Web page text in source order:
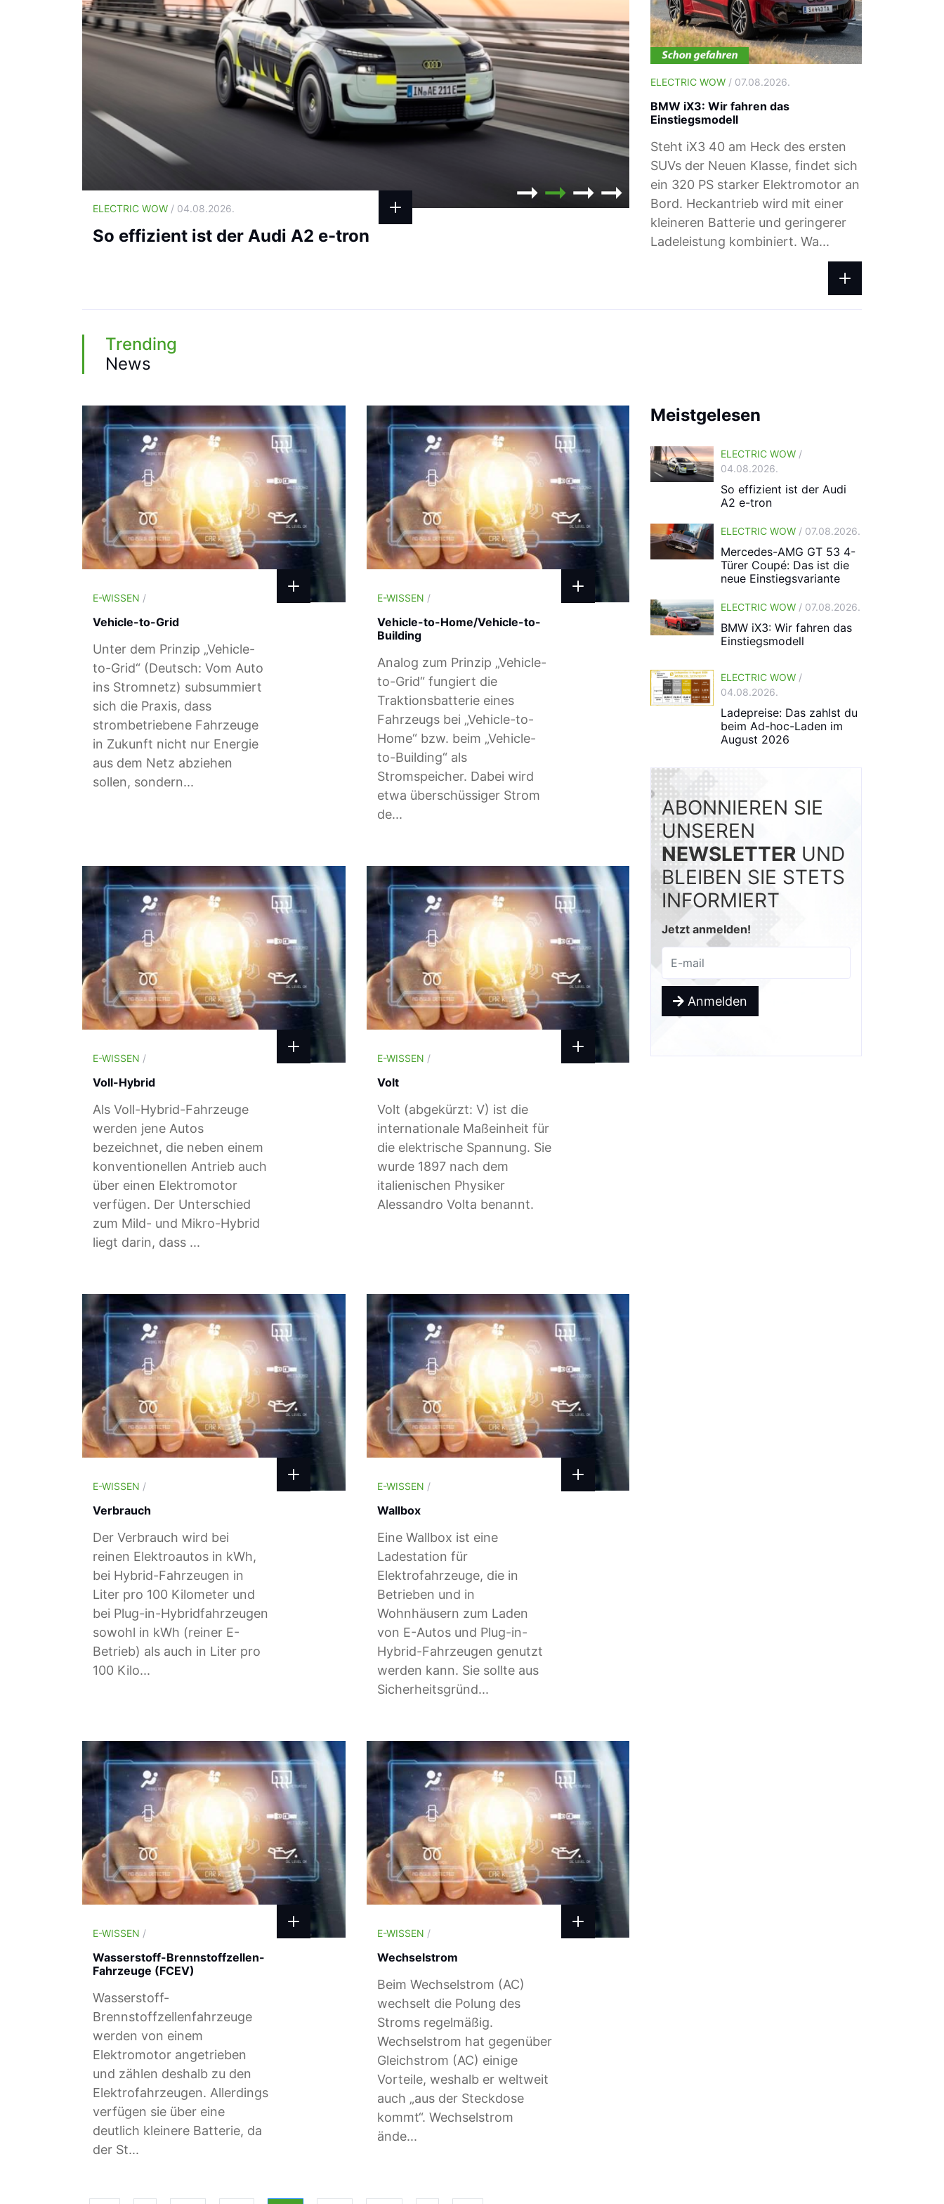
ELECTRIC WOW / 04.08.2026.
So effizient ist der Audi A2 e-tron
ELECTRIC WOW/ 04.08.2026.
Ladepreise: Das zahlst du beim Ad-
Laden im August 2026
ELECTRIC WOW / 07.08.2026.
BMW iX3: Wir fahren das
Einstiegsmodell
Steht iX3 40 am Heck des ersten
SUVs der Neuen Klasse, findet sich
ein 320 PS starker Elektromotor an
Bord. Heckantrieb wird mit einer
kleineren Batterie und geringerer
Ladeleistung kombiniert. Wa...
Trending
News
E-WISSEN /
Vehicle-to-Grid
Unter dem Prinzip „Vehicle-
to-Grid“ (Deutsch: Vom Auto
ins Stromnetz) subsummiert
sich die Praxis, dass
strombetriebene Fahrzeuge
in Zukunft nicht nur Energie
aus dem Netz abziehen
sollen, sondern...
E-WISSEN /
Vehicle-to-Home/Vehicle-to-
Building
Analog zum Prinzip „Vehicle-
to-Grid“ fungiert die
Traktionsbatterie eines
Fahrzeugs bei „Vehicle-to-
Home“ bzw. beim „Vehicle-
to-Building“ als
Stromspeicher. Dabei wird
etwa überschüssiger Strom
de...
E-WISSEN /
Voll-Hybrid
Als Voll-Hybrid-Fahrzeuge
werden jene Autos
bezeichnet, die neben einem
konventionellen Antrieb auch
über einen Elektromotor
verfügen. Der Unterschied
zum Mild- und Mikro-Hybrid
liegt darin, dass ...
E-WISSEN /
Volt
Volt (abgekürzt: V) ist die
internationale Maßeinheit für
die elektrische Spannung. Sie
wurde 1897 nach dem
italienischen Physiker
Alessandro Volta benannt.
E-WISSEN /
Verbrauch
Der Verbrauch wird bei
reinen Elektroautos in kWh,
bei Hybrid-Fahrzeugen in
Liter pro 100 Kilometer und
bei Plug-in-Hybridfahrzeugen
sowohl in kWh (reiner E-
Betrieb) als auch in Liter pro
100 Kilo...
E-WISSEN /
Wallbox
Eine Wallbox ist eine
Ladestation für
Elektrofahrzeuge, die in
Betrieben und in
Wohnhäusern zum Laden
von E-Autos und Plug-in-
Hybrid-Fahrzeugen genutzt
werden kann. Sie sollte aus
Sicherheitsgründ...
E-WISSEN /
Wasserstoff-Brennstoffzellen-
Fahrzeuge (FCEV)
Wasserstoff-
Brennstoffzellenfahrzeuge
werden von einem
Elektromotor angetrieben
und zählen deshalb zu den
Elektrofahrzeugen. Allerdings
verfügen sie über eine
deutlich kleinere Batterie, da
der St...
E-WISSEN /
Wechselstrom
Beim Wechselstrom (AC)
wechselt die Polung des
Stroms regelmäßig.
Wechselstrom hat gegenüber
Gleichstrom (AC) einige
Vorteile, weshalb er weltweit
auch „aus der Steckdose
kommt“. Wechselstrom
ände...
Meistgelesen
ELECTRIC WOW /
04.08.2026.
So effizient ist der Audi
A2 e-tron
ELECTRIC WOW / 07.08.2026.
Mercedes-AMG GT 53 4-
Türer Coupé: Das ist die
neue Einstiegsvariante
ELECTRIC WOW / 07.08.2026.
BMW iX3: Wir fahren das
Einstiegsmodell
ELECTRIC WOW /
04.08.2026.
Ladepreise: Das zahlst du
beim Ad-hoc-Laden im
August 2026
ABONNIEREN SIE
UNSEREN
NEWSLETTER UND
BLEIBEN SIE STETS
INFORMIERT
Jetzt anmelden!
Anmelden